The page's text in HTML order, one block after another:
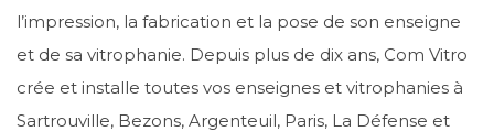
l’impression, la fabrication et la pose de son enseigne
et de sa vitrophanie. Depuis plus de dix ans, Com Vitro
crée et installe toutes vos enseignes et vitrophanies à
Sartrouville, Bezons, Argenteuil, Paris, La Défense et